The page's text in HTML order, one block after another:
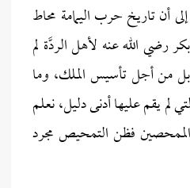
أن تاريخ حرب اليمامة محاط
رضي الله عنه لأهل الردَّة لم
من أجل تأسيس الملك، وما
لم يقم عليها أدنى دليل، نعلم
فظن التمحيص مجرد